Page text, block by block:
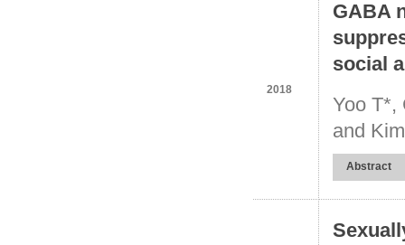
2018
GABA
social
Yoo T*,
and
Abstract